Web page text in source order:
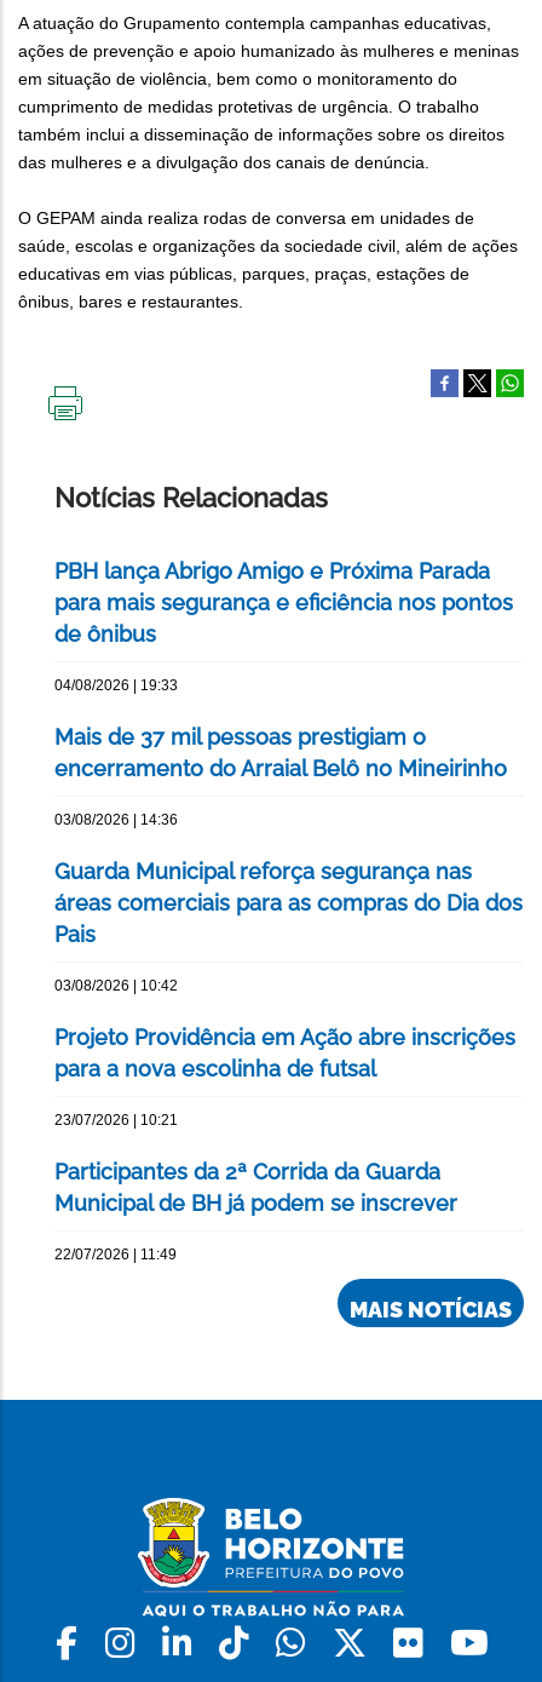
A atuação do Grupamento contempla campanhas educativas,
ações de prevenção e apoio humanizado às mulheres e meninas
em situação de violência, bem como o monitoramento do
cumprimento de medidas protetivas de urgência. O trabalho
também inclui a disseminação de informações sobre os direitos
das mulheres e a divulgação dos canais de denúncia.
O GEPAM ainda realiza rodas de conversa em unidades de
saúde, escolas e organizações da sociedade civil, além de ações
educativas em vias públicas, parques, praças, estações de
ônibus, bares e restaurantes.
Notícias Relacionadas
PBH lança Abrigo Amigo e Próxima Parada
para mais segurança e eficiência nos pontos
de ônibus
04/08/2026 | 19:33
Mais de 37 mil pessoas prestigiam o
encerramento do Arraial Belô no Mineirinho
03/08/2026 | 14:36
Guarda Municipal reforça segurança nas
áreas comerciais para as compras do Dia dos
Pais
03/08/2026 | 10:42
Projeto Providência em Ação abre inscrições
para a nova escolinha de futsal
23/07/2026 | 10:21
Participantes da 2ª Corrida da Guarda
Municipal de BH já podem se inscrever
22/07/2026 | 11:49
MAIS NOTÍCIAS
Facebook
Instagram
LinkedinTiktokWhatsapp
X Flickr